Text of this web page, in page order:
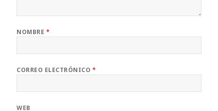
NOMBRE *
CORREO ELECTRÓNICO *
WEB